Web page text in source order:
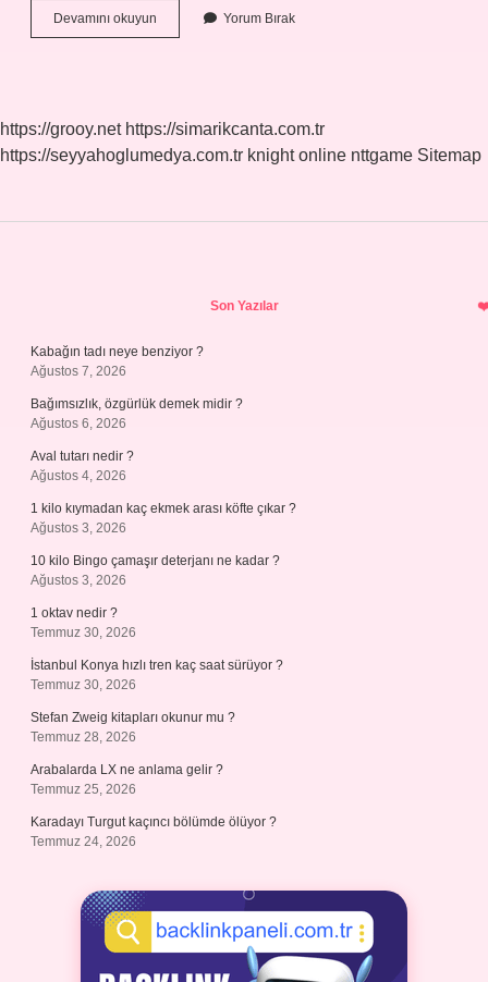
Devamını okuyun
Telefon
Yorum Bırak
https://grooy.net https://simarikcanta.com.tr
https://seyyahoglumedya.com.tr knight online nttgame Sitemap
Son Yazılar
Kabağın tadı neye benziyor ?
Ağustos 7, 2026
Bağımsızlık, özgürlük demek midir ?
Ağustos 6, 2026
Aval tutarı nedir ?
Ağustos 4, 2026
1 kilo kıymadan kaç ekmek arası köfte çıkar ?
Ağustos 3, 2026
10 kilo Bingo çamaşır deterjanı ne kadar ?
Ağustos 3, 2026
1 oktav nedir ?
Temmuz 30, 2026
İstanbul Konya hızlı tren kaç saat sürüyor ?
Temmuz 30, 2026
Stefan Zweig kitapları okunur mu ?
Temmuz 28, 2026
Arabalarda LX ne anlama gelir ?
Temmuz 25, 2026
Karadayı Turgut kaçıncı bölümde ölüyor ?
Temmuz 24, 2026